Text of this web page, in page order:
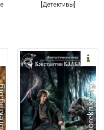
[Детективы]